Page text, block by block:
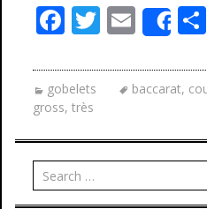
F
e
b
o
o
k
T
itt
er
E
m
ai
l
gobelets baccarat,
gross, très